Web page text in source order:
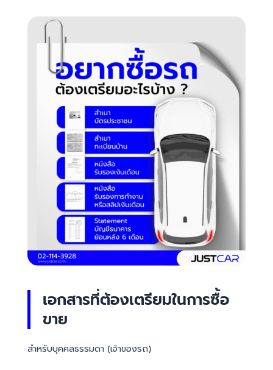
เอกสารที่ต้องเตรียมในการซื้อ
ขาย
สำหรับบุคคลธรรมดา (เจ้าของรถ)